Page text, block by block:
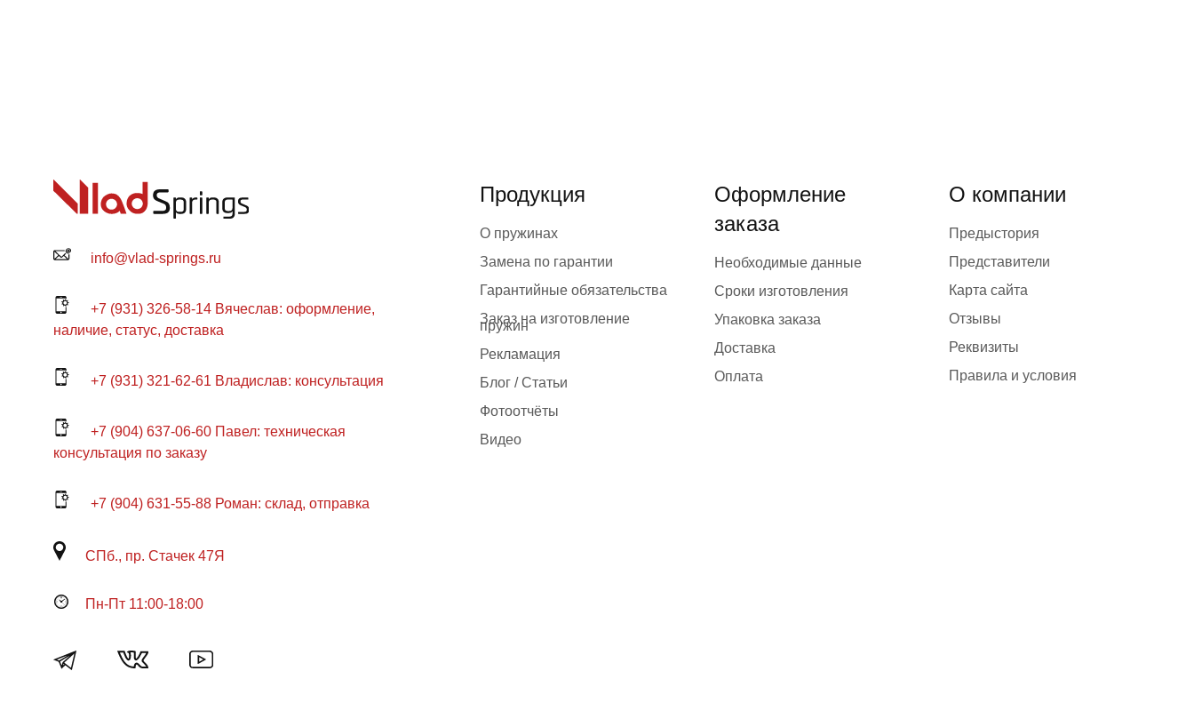
info@vlad-springs.ru
+7 (931) 326-58-14 Вячеслав: оформление,
наличие, статус, доставка
+7 (931) 321-62-61 Владислав: консультация
+7 (904) 637-06-60 Павел: техническая
консультация по заказу
+7 (904) 631-55-88 Роман: склад, отправка
СПб., пр. Стачек 47Я
Пн-Пт 11:00-18:00
Продукция
О пружинах
Замена по гарантии
Гарантийные обязательства
Заказ на изготовление
пружин
Рекламация
Блог / Статьи
Фотоотчёты
Видео
Оформление
заказа
Необходимые данные
Сроки изготовления
Упаковка заказа
Доставка
Оплата
О компании
Предыстория
Представители
Карта сайта
Отзывы
Реквизиты
Правила и условия